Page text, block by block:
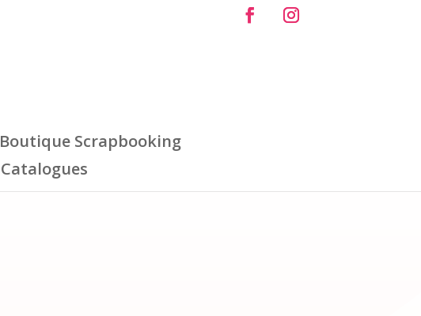
Boutique Scrapbooking
Catalogues